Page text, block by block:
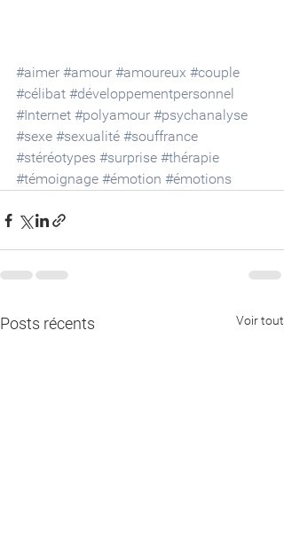
#aimer #amour #amoureux #couple
#célibat #développementpersonnel
#Internet #polyamour #psychanalyse
#sexe #sexualité #souffrance
#stéréotypes #surprise #thérapie
#témoignage #émotion #émotions
Posts récents Voir tout